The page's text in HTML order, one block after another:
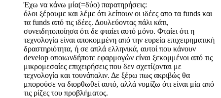
Έχω να κάνω μία(=δύο) παρατηρήσεις:
όλοι ξέρουμε και λέμε ότι λείπουν οι ιδέες απο τα funds και
τα funds από τις ιδέες. Δουλεύοντας πάλι κάτι,
συνειδητοποίησα ότι δε φταίει αυτό μόνο. Φταίει ότι η
τεχνολογία είναι αποκομμένη από την ευρεία επιχειρηματική
δραστηριότητα, ή σε απλά ελληνικά, αυτοί που κάνουν
develop οποιωνδήποτε εφαρμογών είναι ξεκομμένοι από τις
μικρομεσαίες επιχειρήσεις που δεν σχετίζονται με
τεχνολογία και τουνάπαλιν. Δε ξέρω πως ακριβώς θα
μπορούσε να διορθωθεί αυτό, αλλά νομίζω ότι είναι μία από
τις ρίζες του προβλήματος.